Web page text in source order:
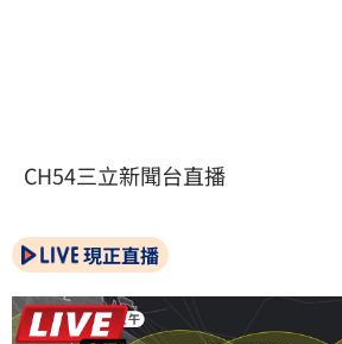
CH54三立新聞台直播
現正直播